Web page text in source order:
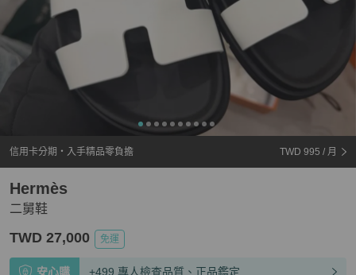
信用卡分期・入手精品零負擔 TWD 995 / 月
二舅鞋
Hermès
TWD 27,000 免運
安心購 +499 專人檢查品質、正品鑑定